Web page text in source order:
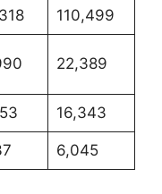
110,499
22,389
16,343
6,045